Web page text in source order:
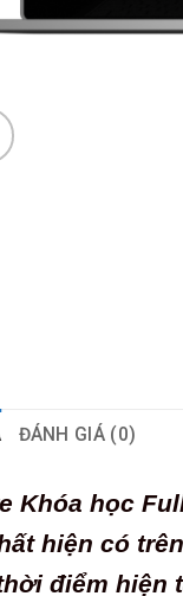
ĐÁNH GIÁ (0)
Khóa học
hiện có
điểm hiện